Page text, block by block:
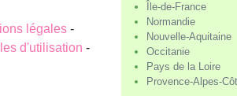
légales -
d'utilisation -
Île-de-France
Normandie
Nouvelle-Aquitaine
Occitanie
Pays de la Loire
Provence-Alpes-